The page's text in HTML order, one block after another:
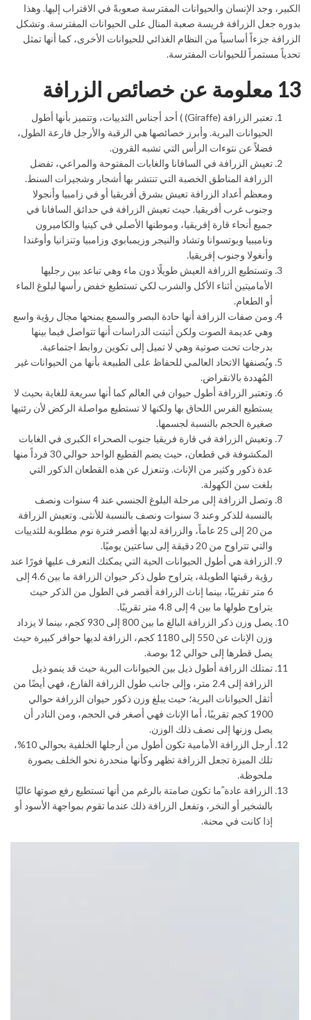
الكبير، وجد الإنسان والحيوانات المفترسة صعوبةً في الاقتراب إليها. وهذا
بدوره جعل الزرافة فريسة صعبة المنال على الحيوانات المفترسة. وتشكل
الزرافة جزءاً أساسياً من النظام الغذائي للحيوانات الأخرى، كما أنها تمثل
تحدياً مستمراً للحيوانات المفترسة.
13 معلومة عن خصائص الزرافة
تعتبر الزرافة (Giraffe) ) أحد أجناس الثدييات، وتتميز بأنها أطول
الحيوانات البرية. وأبرز خصائصها هي الرقبة والأرجل فارعة الطول،
فضلاً عن نتوءات الرأس التي تشبه القرون.
تعيش الزرافة في السافانا والغابات المفتوحة والمراعي، تفضل
الزرافة المناطق الخصبة التي تنتشر بها أشجار وشجيرات السنط.
ومعظم أعداد الزرافة تعيش بشرق أفريقيا أو في زامبيا وأنجولا
وجنوب غرب أفريقيا. حيث تعيش الزرافة في حدائق السافانا في
جميع أنحاء قارة إفريقيا، وموطنها الأصلي في كينيا والكاميرون
وناميبيا وبوتسوانا وتشاد والنيجر وزيمبابوي وزامبيا وتنزانيا وأوغندا
وأنغولا وجنوب إفريقيا.
وتستطيع الزرافة العيش طويلًا دون ماء وهي تباعد بين رجليها
الأماميتين أثناء الأكل والشرب لكي تستطيع خفض رأسها لبلوغ الماء
أو الطعام.
ومن صفات الزرافة أنها حادة البصر والسمع يمنحها مجال رؤية واسع
وهي عديمة الصوت ولكن أثبتت الدراسات أنها تتواصل فيما بينها
بدرجات تحت صوتية وهي لا تميل إلى تكوين روابط اجتماعية.
ويُصنفها الاتحاد العالمي للحفاظ على الطبيعة بأنها من الحيوانات غير
المُهددة بالانقراض.
وتعتبر الزرافة أطول حيوان في العالم كما أنها سريعة للغاية بحيث لا
يستطيع الفرس اللحاق بها ولكنها لا تستطيع مواصلة الركض لأن رئتيها
صغيرة الحجم بالنسبة لجسمها.
وتعيش الزرافة في قارة فريقيا جنوب الصحراء الكبرى في الغابات
المكشوفة في قطعان، حيث يضم القطيع الواحد حوالي 30 فرداً منها
عدة ذكور وكثير من الإناث. وتنعزل عن هذه القطعان الذكور التي
بلغت سن الكهولة.
وتصل الزرافة إلى مرحلة البلوغ الجنسي عند 4 سنوات ونصف
بالنسبة للذكر وعند 3 سنوات ونصف بالنسبة للأنثى. وتعيش الزرافة
من 20 إلى 25 عاماً، والزرافة لديها أقصر فترة نوم مطلوبة للثدييات
والتي تتراوح من 20 دقيقة إلى ساعتين يوميًا.
الزرافة هي أطول الحيوانات الحية التي يمكنك التعرف عليها فورًا عند
رؤية رقبتها الطويلة، يتراوح طول ذكر حيوان الزرافة ما بين 4.6 إلى
6 متر تقريبًا، بينما إناث الزرافة أقصر في الطول من الذكر حيث
يتراوح طولها ما بين 4 إلى 4.8 متر تقريبًا.
يصل وزن ذكر الزرافة البالغ ما بين 800 إلى 930 كجم، بينما لا يزداد
وزن الإناث عن 550 إلى 1180 كجم، الزرافة لديها حوافر كبيرة حيث
يصل قطرها إلى حوالي 12 بوصة.
تمتلك الزرافة أطول ذيل بين الحيوانات البرية حيث قد ينمو ذيل
الزرافة إلى 2.4 متر، وإلى جانب طول الزرافة الفارع، فهي أيضًا من
أثقل الحيوانات البرية؛ حيث يبلغ وزن ذكور حيوان الزرافة حوالي
1900 كجم تقريبًا، أما الإناث فهي أصغر في الحجم، ومن النادر أن
يصل وزنها إلى نصف ذلك الوزن.
أرجل الزرافة الأمامية تكون أطول من أرجلها الخلفية بحوالي 10%،
تلك الميزة تجعل الزرافة تظهر وكأنها منحدرة نحو الخلف بصورة
ملحوظة.
الزرافة عادة ًما تكون صامتة بالرغم من أنها تستطيع رفع صوتها عاليًا
بالشخير أو النخر، وتفعل الزرافة ذلك عندما تقوم بمواجهة الأسود أو
إذا كانت في محنة.